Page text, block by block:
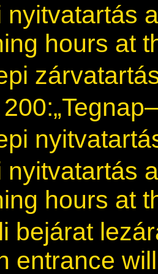
nyitvatartás
hours at
nyitvatartás
hours at
bejárat
entrance